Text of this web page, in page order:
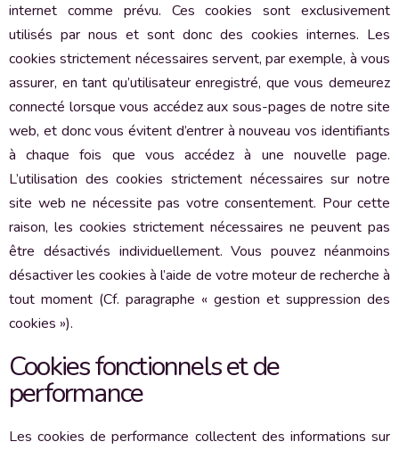
internet comme prévu. Ces cookies sont exclusivement
utilisés par nous et sont donc des cookies internes. Les
cookies strictement nécessaires servent, par exemple, à vous
assurer, en tant qu’utilisateur enregistré, que vous demeurez
connecté lorsque vous accédez aux sous-pages de notre site
web, et donc vous évitent d’entrer à nouveau vos identifiants
à chaque fois que vous accédez à une nouvelle page.
L’utilisation des cookies strictement nécessaires sur notre
site web ne nécessite pas votre consentement. Pour cette
raison, les cookies strictement nécessaires ne peuvent pas
être désactivés individuellement. Vous pouvez néanmoins
désactiver les cookies à l’aide de votre moteur de recherche à
tout moment (Cf. paragraphe « gestion et suppression des
cookies »).
Cookies fonctionnels et de
performance
Les cookies de performance collectent des informations sur